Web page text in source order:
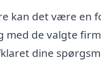
kan det være en
med de valgte
dine